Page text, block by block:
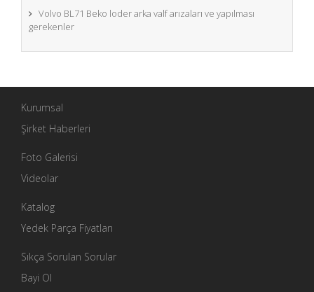
Volvo BL71 Beko loder arka valf arızaları ve yapılması
gerekenler
Kurumsal
Şirket Haberleri
Foto Galerisi
Videolar
Katalog
Yedek Parça Fiyatları
Sıkça Sorulan Sorular
Bayi Ol